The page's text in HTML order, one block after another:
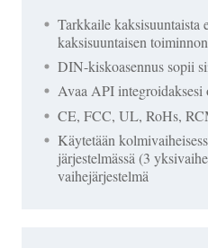
Tarkkaile kaksisuuntaista
kaksisuuntaisen
DIN-kiskoasennus sopii
Avaa API integroidaksesi
CE, FCC, UL, RoHs,
Käytetään
järjestelmässä (3
vaihejärjestelmä